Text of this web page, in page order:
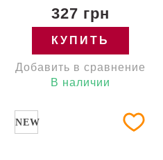
327 грн
КУПИТЬ
Добавить в сравнение
В наличии
NEW